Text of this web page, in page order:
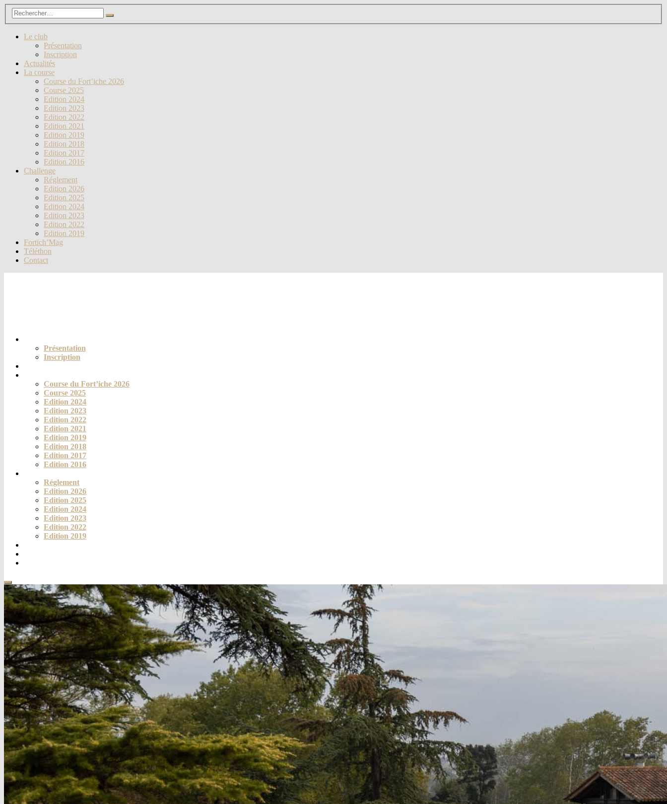
Le club
Présentation
Inscription
Actualités
La course
Course du Fort’iche 2026
Course 2025
Edition 2024
Edition 2023
Edition 2022
Edition 2021
Edition 2019
Edition 2018
Edition 2017
Edition 2016
Challenge
Réglement
Edition 2026
Edition 2025
Edition 2024
Edition 2023
Edition 2022
Edition 2019
Fortich’Mag
Téléthon
Contact
Présentation
Inscription
Course du Fort’iche 2026
Course 2025
Edition 2024
Edition 2023
Edition 2022
Edition 2021
Edition 2019
Edition 2018
Edition 2017
Edition 2016
Réglement
Edition 2026
Edition 2025
Edition 2024
Edition 2023
Edition 2022
Edition 2019